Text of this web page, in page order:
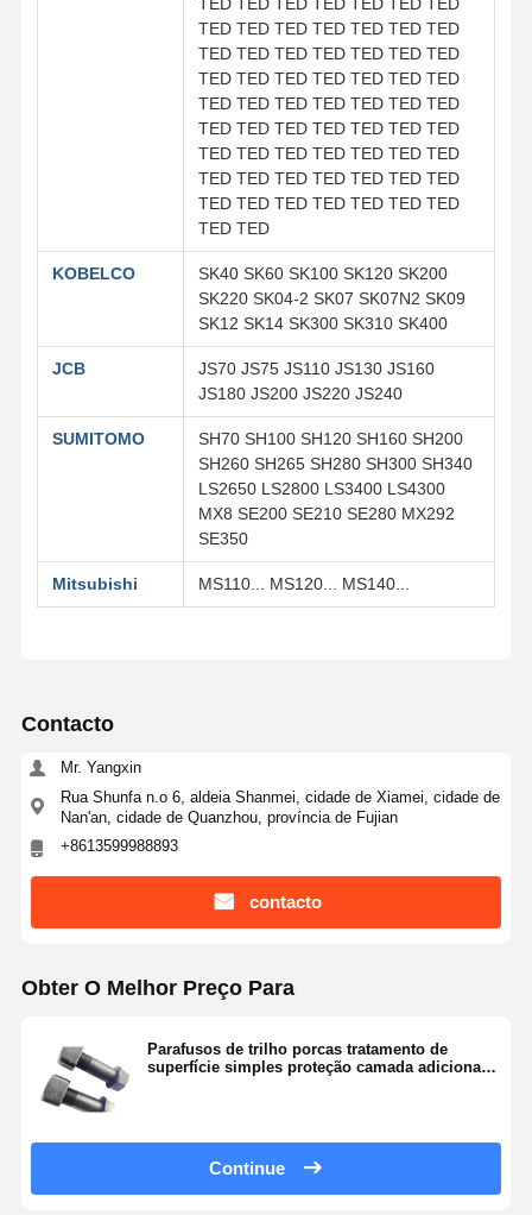
TED TED TED TED TED TED TED
TED TED TED TED TED TED TED
TED TED TED TED TED TED TED
TED TED TED TED TED TED TED
TED TED TED TED TED TED TED
TED TED TED TED TED TED TED
TED TED TED TED TED TED TED
TED TED TED TED TED TED TED
TED TED
KOBELCO
SK40 SK60 SK100 SK120 SK200
SK220 SK04-2 SK07 SK07N2 SK09
SK12 SK14 SK300 SK310 SK400
JCB
JS70 JS75 JS110 JS130 JS160
JS180 JS200 JS220 JS240
SUMITOMO
SH70 SH100 SH120 SH160 SH200
SH260 SH265 SH280 SH300 SH340
LS2650 LS2800 LS3400 LS4300
MX8 SE200 SE210 SE280 MX292
SE350
Mitsubishi MS110... MS120... MS140...
Contacto
Mr. Yangxin
Rua Shunfa n.o 6, aldeia Shanmei, cidade de Xiamei, cidade de
Nan'an, cidade de Quanzhou, província de Fujian
+8613599988893
contacto
Obter O Melhor Preço Para
Parafusos de trilho porcas tratamento de
superfície simples proteção camada adicional
Continue